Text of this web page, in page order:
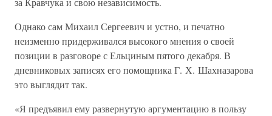
Однако сам Михаил Сергеевич и устно, и печатно
неизменно придерживался высокого мнения о своей
позиции в разговоре с Ельциным пятого декабря. В
дневниковых записях его помощника Г. Х. Шахназарова
это выглядит так.
«Я предъявил ему развернутую аргументацию в пользу